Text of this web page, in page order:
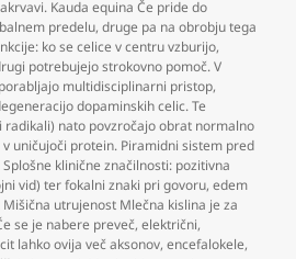
Kauda equina Če pride do
predelu,druge pa na obrobju tega
ko se celice v centru vzburijo,
potrebujejo strokovno pomoč. V
multidisciplinarni pristop,
dopaminskih celic. Te
radikali) nato povzročajo obrat normalno
uničujoči protein. Piramidni sistem pred
klinične značilnosti: pozitivna
vid) ter fokalni znaki pri govoru,edem
utrujenost Mlečna kislina je za
se je nabere preveč,električni,
lahko ovija več aksonov,encefalokele,